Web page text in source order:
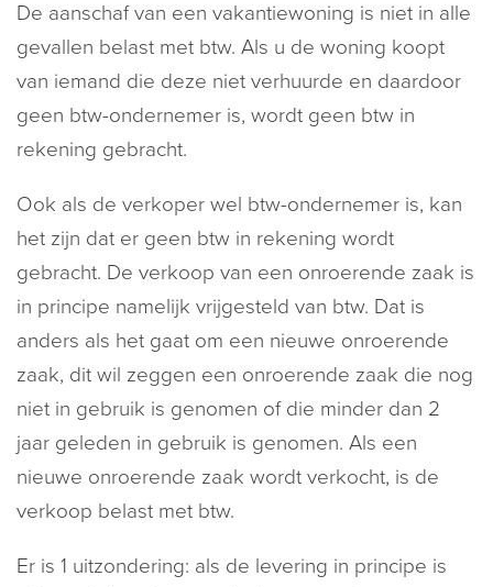
De aanschaf van een vakantiewoning is niet in alle
gevallen belast met btw. Als u de woning koopt
van iemand die deze niet verhuurde en daardoor
geen btw-ondernemer is, wordt geen btw in
rekening gebracht.
Ook als de verkoper wel btw-ondernemer is, kan
het zijn dat er geen btw in rekening wordt
gebracht. De verkoop van een onroerende zaak is
in principe namelijk vrijgesteld van btw. Dat is
anders als het gaat om een nieuwe onroerende
zaak, dit wil zeggen een onroerende zaak die nog
niet in gebruik is genomen of die minder dan 2
jaar geleden in gebruik is genomen. Als een
nieuwe onroerende zaak wordt verkocht, is de
verkoop belast met btw.
Er is 1 uitzondering: als de levering in principe is